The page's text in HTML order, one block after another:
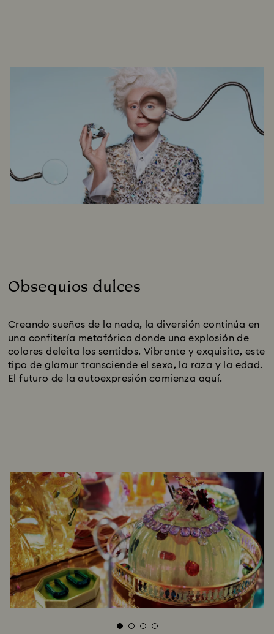
Obsequios dulces
Creando sueños de la nada, la diversión continúa en
una confitería metafórica donde una explosión de
colores deleita los sentidos. Vibrante y exquisito, este
tipo de glamur transciende el sexo, la raza y la edad.
El futuro de la autoexpresión comienza aquí.